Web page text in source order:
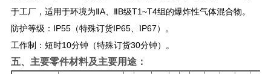
于工厂，适用于环境为ⅡA、ⅡB级T1~T4组的爆炸性气体混合物。
防护等级：IP55（特殊订货IP65、IP67）。
工作制：短时10分钟（特殊订货30分钟）。
五、主要零件材料及主要用途：